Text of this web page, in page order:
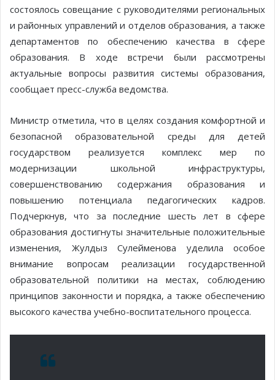
состоялось совещание с руководителями региональных
и районных управлений и отделов образования, а также
департаментов по обеспечению качества в сфере
образования. В ходе встречи были рассмотрены
актуальные вопросы развития системы образования,
сообщает пресс-служба ведомства.
Министр отметила, что в целях создания комфортной и
безопасной образовательной среды для детей
государством реализуется комплекс мер по
модернизации школьной инфраструктуры,
совершенствованию содержания образования и
повышению потенциала педагогических кадров.
Подчеркнув, что за последние шесть лет в сфере
образования достигнуты значительные положительные
изменения, Жулдыз Сулейменова уделила особое
внимание вопросам реализации государственной
образовательной политики на местах, соблюдению
принципов законности и порядка, а также обеспечению
высокого качества учебно-воспитательного процесса.